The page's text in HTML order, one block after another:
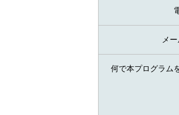
メ
何で本プログラム